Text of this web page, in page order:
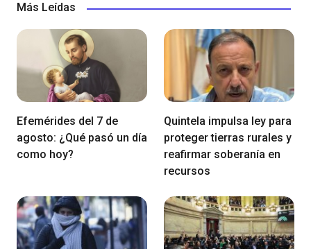
Más Leídas
Efemérides del 7 de
agosto: ¿Qué pasó un día
como hoy?
Quintela impulsa ley para
proteger tierras rurales y
reafirmar soberanía en
recursos